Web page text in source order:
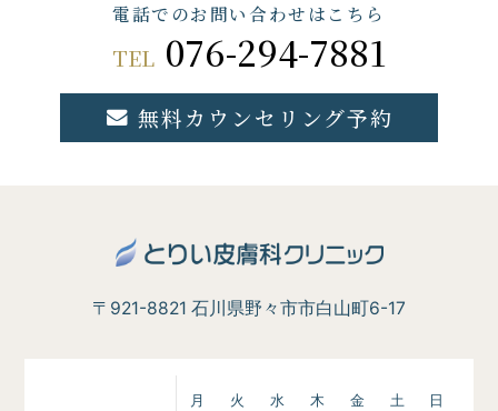
電話でのお問い合わせはこちら
TEL 076-294-7881
無料カウンセリング予約
〒921-8821 石川県野々市市白山町6-17
月 火 水 木 金 土 日